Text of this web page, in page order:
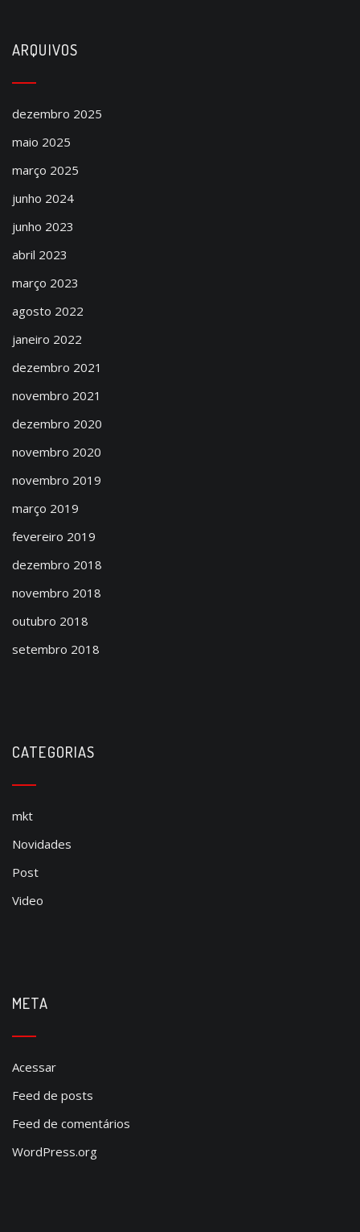
ARQUIVOS
dezembro 2025
maio 2025
março 2025
junho 2024
junho 2023
abril 2023
março 2023
agosto 2022
janeiro 2022
dezembro 2021
novembro 2021
dezembro 2020
novembro 2020
novembro 2019
março 2019
fevereiro 2019
dezembro 2018
novembro 2018
outubro 2018
setembro 2018
CATEGORIAS
mkt
Novidades
Post
Video
META
Acessar
Feed de posts
Feed de comentários
WordPress.org